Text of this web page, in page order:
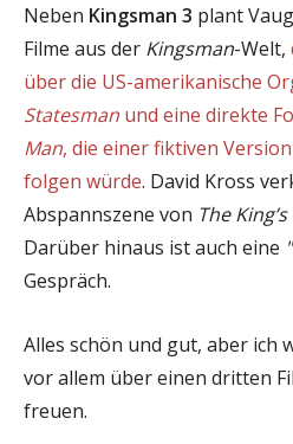
Neben Kingsman 3 plant
Filme aus der Kingsman-Welt,
über die US-amerikanische
Statesman und eine direkte
Man, die einer fiktiven
folgen würde. David Kross
Abspannszene von The
Darüber hinaus ist auch eine
Gespräch.
Alles schön und gut, aber ich
vor allem über einen dritten
freuen.